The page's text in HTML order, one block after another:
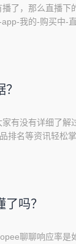
了，那么直播下
我的-购买中-
人物呈现：建议
有没有详细了解
排名等资讯轻松
卖场数据总览 在
吗？
聊聊响应率是